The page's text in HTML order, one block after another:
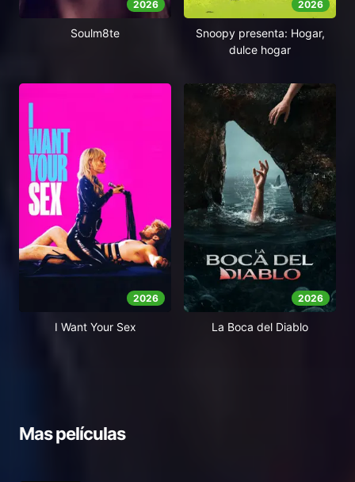
2026
Soulm8te
2026
Snoopy presenta: Hogar,
dulce hogar
2026
I Want Your Sex
2026
La Boca del Diablo
Mas películas